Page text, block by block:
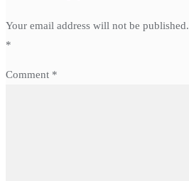
Your email address will not be published.
*
Comment *